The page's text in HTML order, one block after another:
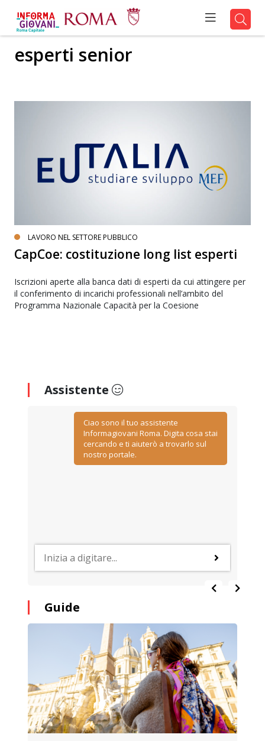
esperti senior
LAVORO NEL SETTORE PUBBLICO
CapCoe: costituzione long list esperti
Iscrizioni aperte alla banca dati di esperti da cui attingere per
il conferimento di incarichi professionali nell’ambito del
Programma Nazionale Capacità per la Coesione
Assistente
Ciao sono il tuo assistente
Informagiovani Roma. Digita cosa stai
cercando e ti aiuterò a trovarlo sul
nostro portale.
Guide